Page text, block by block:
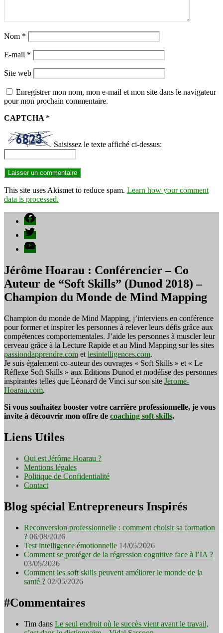
Nom *
E-mail *
Site web
Enregistrer mon nom, mon e-mail et mon site dans le navigateur
pour mon prochain commentaire.
CAPTCHA *
Saisissez le texte affiché ci-dessus:
This site uses Akismet to reduce spam. Learn how your comment
data is processed.
Facebook
Twitter
YouTube
Jérôme Hoarau : Conférencier – Co
Auteur de “Soft Skills” (Dunod 2018) –
Champion du Monde de Mind Mapping
Champion du monde de Mind Mapping, j’interviens en conférence
pour former et inspirer les personnes à relever leurs défis grâce aux
compétences comportementales. J’aide les personnes à muscler leur
cerveau grâce à la Lecture Rapide et au Mind Mapping sur les sites
passiondapprendre.com et lesintelligences.com.
Je suis également co-auteur des ouvrages « Soft Skills » et « Le
Réflexe Soft Skills » aux Editions Dunod et modélise des personnes
inspirantes telles que Léonard de Vinci sur son site Jerome-
Hoarau.com.
Si vous souhaitez booster votre carrière professionnelle, je vous
invite à découvrir mon offre de coaching soft skills.
Liens Utiles
Qui est Jérôme Hoarau ?
Mentions légales
Politique de Confidentialité
Contact
Blog spécial Entrepreneurs Inspirés
Reconversion professionnelle : comment choisir sa formation
? 06/08/2026
Test intelligence émotionnelle 14/05/2026
Comment se protéger de la régression cognitive face à l’IA ?
03/05/2026
Comment les soft skills peuvent améliorer le monde de la
santé ? 02/05/2026
#Commentaires
Tim dans Le seul endroit où le succès vient avant le travail,